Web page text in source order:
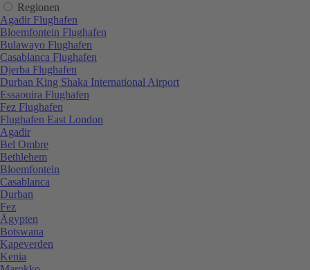
Regionen
Agadir Flughafen
Bloemfontein Flughafen
Bulawayo Flughafen
Casablanca Flughafen
Djerba Flughafen
Durban King Shaka International Airport
Essaouira Flughafen
Fez Flughafen
Flughafen East London
Agadir
Bel Ombre
Bethlehem
Bloemfontein
Casablanca
Durban
Fez
Ägypten
Botswana
Kapeverden
Kenia